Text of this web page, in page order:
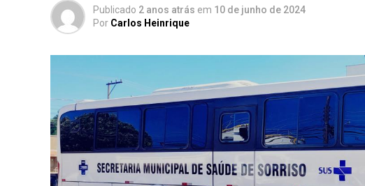
Publicado 2 anos atrás em 10 de junho de 2024
Por Carlos Heinrique